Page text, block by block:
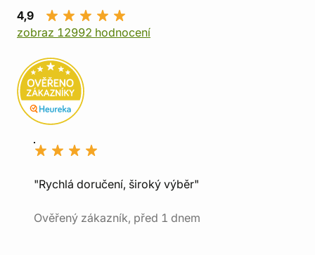
4,9
zobraz 12992 hodnocení
"Rychlá doručení, široký výběr"
Ověřený zákazník, před 1 dnem